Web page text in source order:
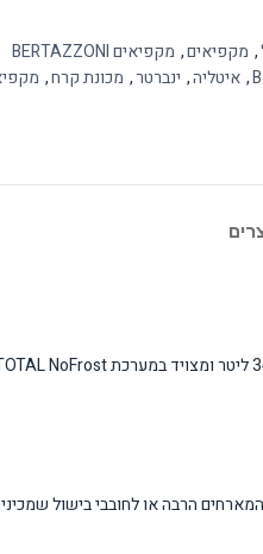
, מקפיאים, מקפיאים BERTAZZONI
, איטליה, ינברטר, מכונת קרח,
הרבה או לחובבי בישול